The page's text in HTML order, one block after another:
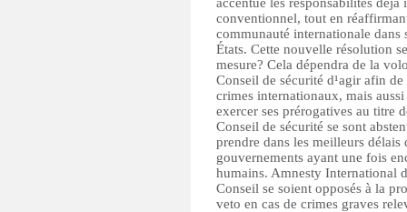
conventionnel, tout en
communauté internationale dans
États. Cette nouvelle résolution
mesure? Cela dépendra de la
Conseil de sécurité d¹agir afin
crimes internationaux, mais
exercer ses prérogatives au titre
Conseil de sécurité se sont
prendre dans les meilleurs délais
gouvernements ayant une fois
humains. Amnesty International
Conseil se soient opposés à la
veto en cas de crimes graves